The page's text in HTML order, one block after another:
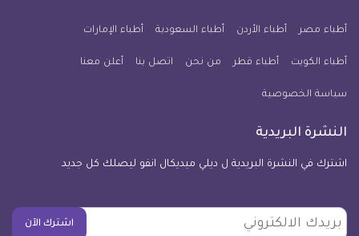
معلومة
للآيفون
أطباء مصر أطباء الأردن أطباء السعودية أطباء الإمارات
أطباء الكويت أطباء قطر من نحن اتصل بنا أعلن معنا
سياسة الخصوصية
النشرة البريدية
اشترك في النشرة البريدية ل ديلي ميديكال انفو ليصلك كل جديد
بريدك
اشترك الآن